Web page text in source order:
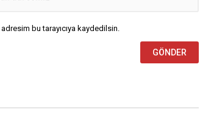
bu tarayıcıya kaydedilsin.